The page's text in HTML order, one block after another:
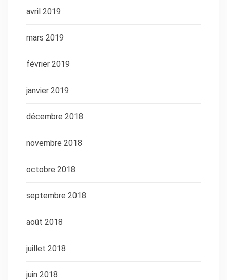
avril 2019
mars 2019
février 2019
janvier 2019
décembre 2018
novembre 2018
octobre 2018
septembre 2018
août 2018
juillet 2018
juin 2018